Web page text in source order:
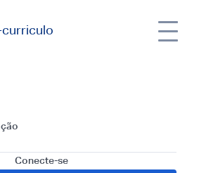
Conecte-se
e Guia para
uma Carta